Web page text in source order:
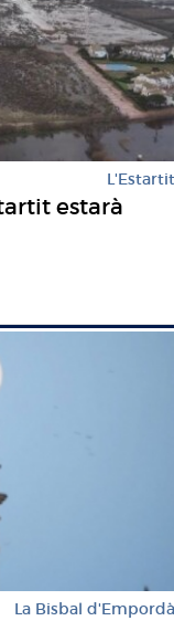
L'Estartit
estarà
La Bisbal d'Empordà